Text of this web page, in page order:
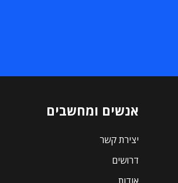
אנשים ומחשבים
יצירת קשר
דרושים